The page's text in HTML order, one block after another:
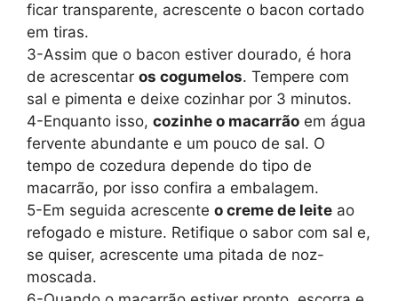
ficar transparente, acrescente o bacon cortado
em tiras.
3-Assim que o bacon estiver dourado, é hora
de acrescentar os cogumelos. Tempere com
sal e pimenta e deixe cozinhar por 3 minutos.
4-Enquanto isso, cozinhe o macarrão em água
fervente abundante e um pouco de sal. O
tempo de cozedura depende do tipo de
macarrão, por isso confira a embalagem.
5-Em seguida acrescente o creme de leite ao
refogado e misture. Retifique o sabor com sal e,
se quiser, acrescente uma pitada de noz-
moscada.